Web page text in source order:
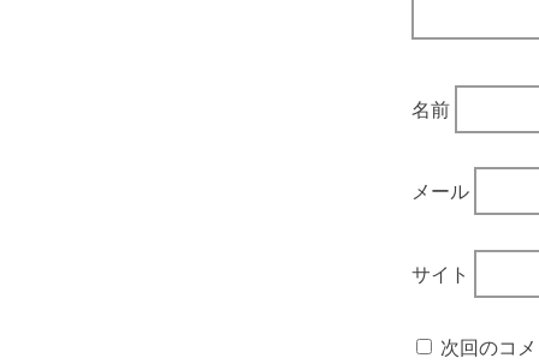
名前
メール
サイト
次回のコ